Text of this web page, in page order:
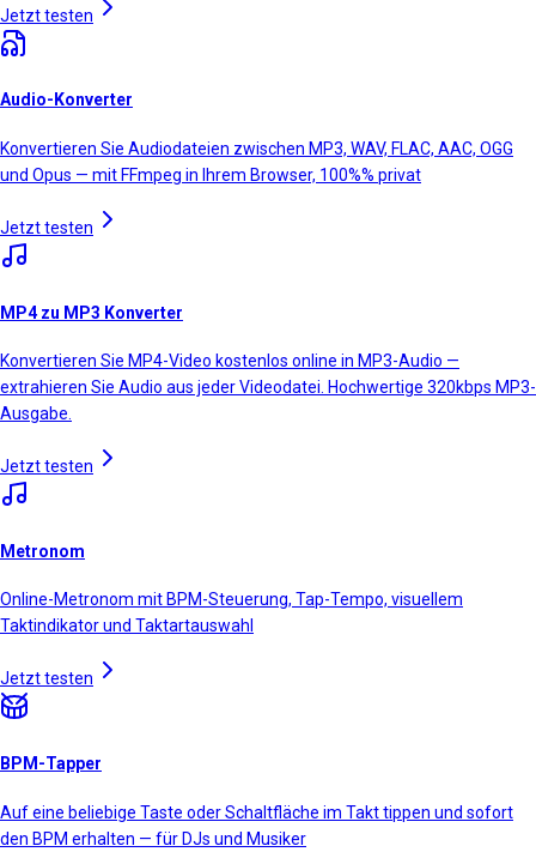
Jetzt testen
Audio-Konverter
Konvertieren Sie Audiodateien zwischen MP3, WAV, FLAC, AAC, OGG
und Opus — mit FFmpeg in Ihrem Browser, 100%% privat
Jetzt testen
MP4 zu MP3 Konverter
Konvertieren Sie MP4-Video kostenlos online in MP3-Audio —
extrahieren Sie Audio aus jeder Videodatei. Hochwertige 320kbps MP3-
Ausgabe.
Jetzt testen
Metronom
Online-Metronom mit BPM-Steuerung, Tap-Tempo, visuellem
Taktindikator und Taktartauswahl
Jetzt testen
BPM-Tapper
Auf eine beliebige Taste oder Schaltfläche im Takt tippen und sofort
den BPM erhalten — für DJs und Musiker